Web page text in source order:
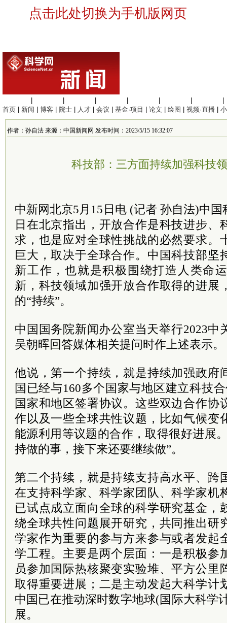
点击此处切换为手机版网页
首页
新闻 博客 院士 人才 会议 基金·项目 论文 绘图 视频·直播
作者：孙自法 来源：中国新闻网 发布时间：2023/5/15 16:32:07
科技部：三方面持续加强科技
中新网北京5月15日电 (记者 孙自法)中
日在北京指出，开放合作是科技进步、
求，也是应对全球性挑战的必然要求。
巨大，取决于全球合作。中国科技部坚
新工作，也就是积极围绕打造人类命
新，科技领域加强开放合作取得的进展
的“持续”。
中国国务院新闻办公室当天举行2023中
吴朝晖回答媒体相关提问时作上述表示。
他说，第一个持续，就是持续加强政府
国已经与160多个国家与地区建立科技
国家和地区签署协议。这些双边合作协
作以及一些全球共性议题，比如气候变
能源利用等议题的合作，取得很好进展
持做的事，接下来还要继续做”。
第二个持续，就是持续支持高水平、跨
在支持科学家、科学家团队、科学家机
已试点成立面向全球的科学研究基金，
绕全球共性问题展开研究，共同推出研
学家作为重要的参与方来参与或者发起
学工程。主要是两个层面：一是积极参
员参加国际热核聚变实验堆、平方公里
取得重要进展；二是主动发起大科学计
中国已在推动深时数字地球(国际大科学
展。